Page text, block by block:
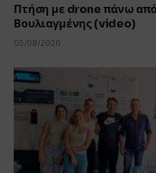
Πτήση με drone πάνω από
Βουλιαγμένης (video)
05/08/2026